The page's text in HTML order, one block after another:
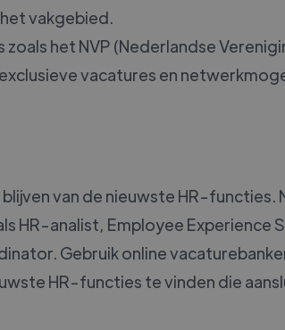
vakgebied.
het NVP (Nederlandse
vacatures en
van de nieuwste HR-functies.
HR-analist, Employee Experience
Gebruik online
HR-functies te vinden die